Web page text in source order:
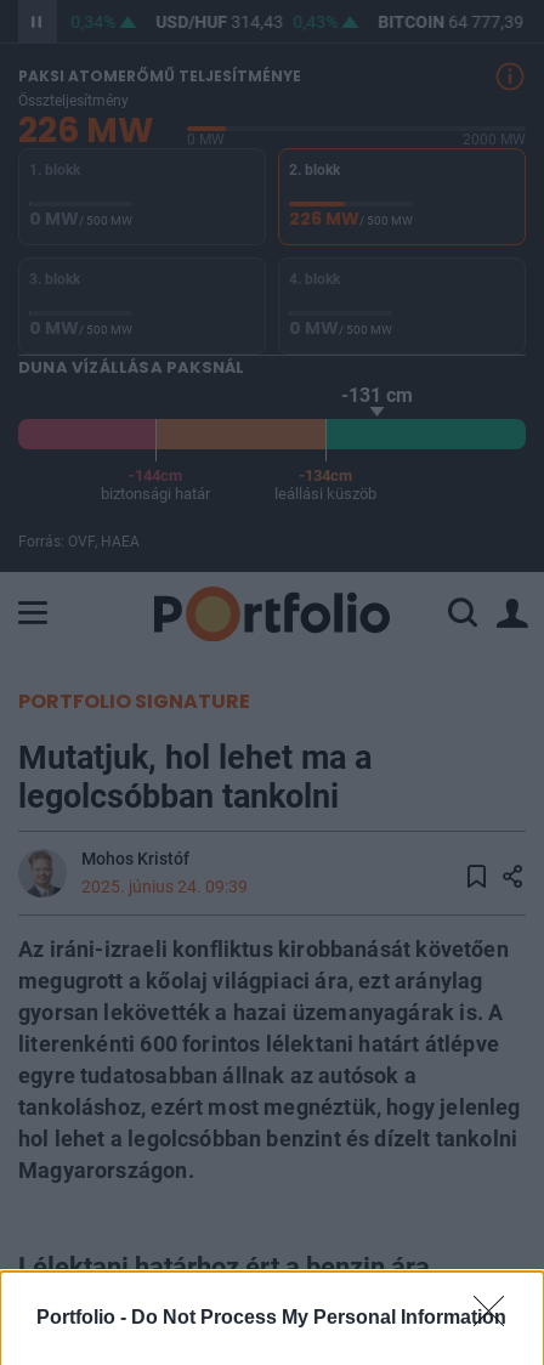
Portfolio - Do Not Process My Personal Information
362,97 0,34% USD/HUF314,43 0,43% BITCOIN64 777,39
PAKSI ATOMERŐMŰ TELJESÍTMÉNYE
Összteljesítmény
226 MW 0 MW
2000 MW
1. blokk
0 MW/ 500 MW
2. blokk
226 MW/ 500 MW
3. blokk
0 MW/ 500 MW
4. blokk
0 MW/ 500 MW
DUNA VÍZÁLLÁSA PAKSNÁL
-131 cm
-144cm
biztonsági határ
-134cm
leállási küszöb
Forrás: OVF, HAEA
PORTFOLIO SIGNATURE
Mutatjuk, hol lehet ma a
legolcsóbban tankolni
Mohos Kristóf
2025. június 24. 09:39
Az iráni-izraeli konfliktus kirobbanását követően
megugrott a kőolaj világpiaci ára, ezt aránylag
gyorsan lekövették a hazai üzemanyagárak is. A
literenkénti 600 forintos lélektani határt átlépve
egyre tudatosabban állnak az autósok a
tankoláshoz, ezért most megnéztük, hogy jelenleg
hol lehet a legolcsóbban benzint és dízelt tankolni
Magyarországon.
Lélektani határhoz ért a benzin ára
Június 13-án tört ki a háború Izrael és Irán között, és